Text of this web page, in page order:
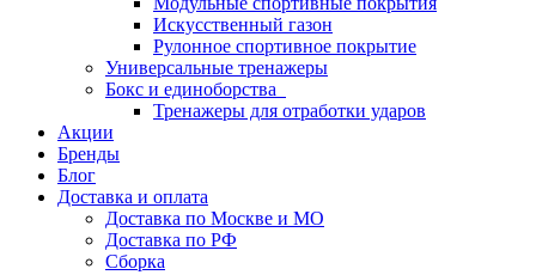
Искусственный газон
Рулонное спортивное покрытие
Универсальные тренажеры
Бокс и единоборства
Тренажеры для отработки ударов
Акции
Бренды
Блог
Доставка и оплата
Доставка по Москве и МО
Доставка по РФ
Сборка